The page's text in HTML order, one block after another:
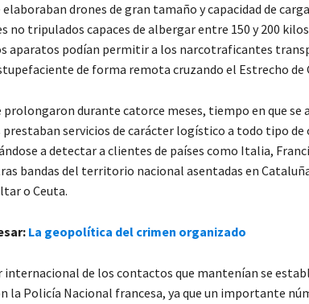
drones de gran tamaño y capacidad de
no tripulados capaces de albergar entre 150 y 200
aparatos podían permitir a los narcotraficantes
de forma remota cruzando el Estrecho de
prolongaron durante catorce meses, tiempo en que se
servicios de carácter logístico a todo tipo de
a detectar a clientes de países como Italia,
bandas del territorio nacional asentadas en
o Ceuta.
La geopolítica del crimen organizado
internacional de los contactos que mantenían se
la Policía Nacional francesa, ya que un importante